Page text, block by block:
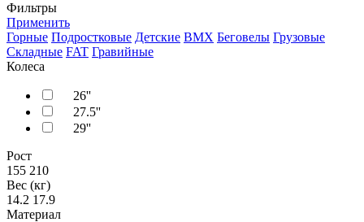
Фильтры
Применить
Горные Подростковые Детские BMX Беговелы Грузовые
Складные FAT Гравийные
Колеса
26''
27.5''
29''
Рост
155 210
Вес (кг)
14.2 17.9
Материал